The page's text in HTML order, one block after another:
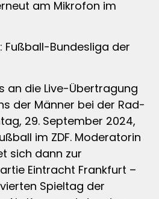
am Mikrofon im
Fußball-Bundesliga der
an die Live-Übertragung
der Männer bei der Rad-
29. September 2024,
im ZDF. Moderatorin
sich dann zur
Eintracht Frankfurt –
Spieltag der